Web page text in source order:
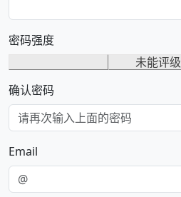
密码强度
未能评级
确认密码
Email